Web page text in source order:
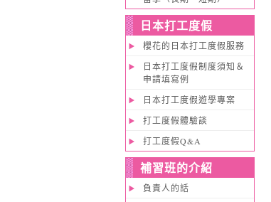
日本打工度假
櫻花的日本打工度假服務
日本打工度假制度須知＆
申請填寫例
日本打工度假遊學專案
打工度假體驗談
打工度假Q&A
補習班的介紹
負責人的話